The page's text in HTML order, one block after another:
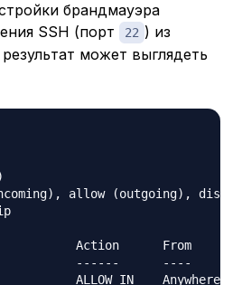
брандмауэра
SSH (порт
22 ) из
может выглядеть
allow (outgoing),
Action      From
------      ----